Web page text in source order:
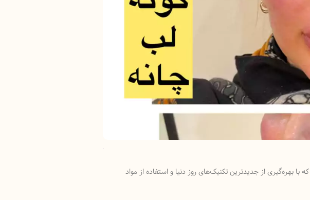
بهره‌گیری از جدیدترین تکنیک‌های روز دنیا و استفاده از مواد